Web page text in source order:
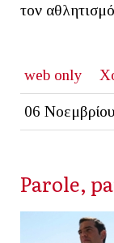
τον
web only
06
Parole,